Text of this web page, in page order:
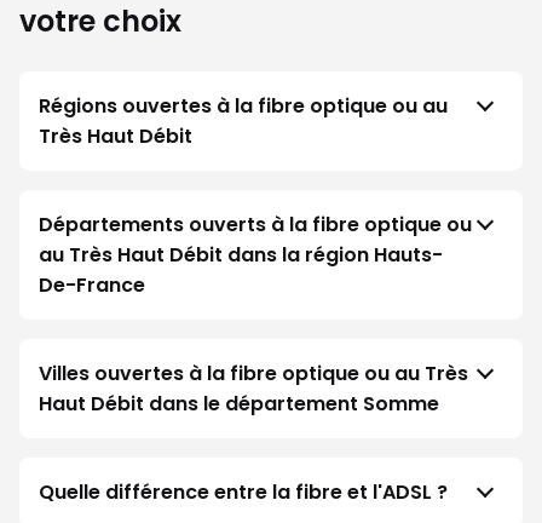
votre choix
Régions ouvertes à la fibre optique ou au
Très Haut Débit
Départements ouverts à la fibre optique ou
au Très Haut Débit dans la région Hauts-
De-France
Villes ouvertes à la fibre optique ou au Très
Haut Débit dans le département Somme
Quelle différence entre la fibre et l'ADSL ?